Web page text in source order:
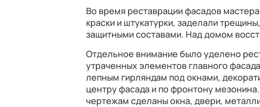
Во время реставрации фасадов
краски и штукатурки, заделали
защитными составами. Над домом
Отдельное внимание было уделено
утраченных элементов главного
лепным гирляндам под окнами,
центру фасада и по фронтону
чертежам сделаны окна, двери,